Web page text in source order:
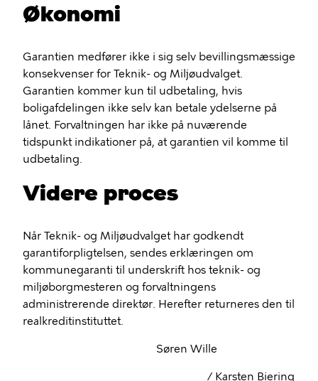
Økonomi
Garantien medfører ikke i sig selv bevillingsmæssige
konsekvenser for Teknik- og Miljøudvalget.
Garantien kommer kun til udbetaling, hvis
boligafdelingen ikke selv kan betale ydelserne på
lånet. Forvaltningen har ikke på nuværende
tidspunkt indikationer på, at garantien vil komme til
udbetaling.
Videre proces
Når Teknik- og Miljøudvalget har godkendt
garantiforpligtelsen, sendes erklæringen om
kommunegaranti til underskrift hos teknik- og
miljøborgmesteren og forvaltningens
administrerende direktør. Herefter returneres den til
realkreditinstituttet.
Søren Wille
/ Karsten Biering